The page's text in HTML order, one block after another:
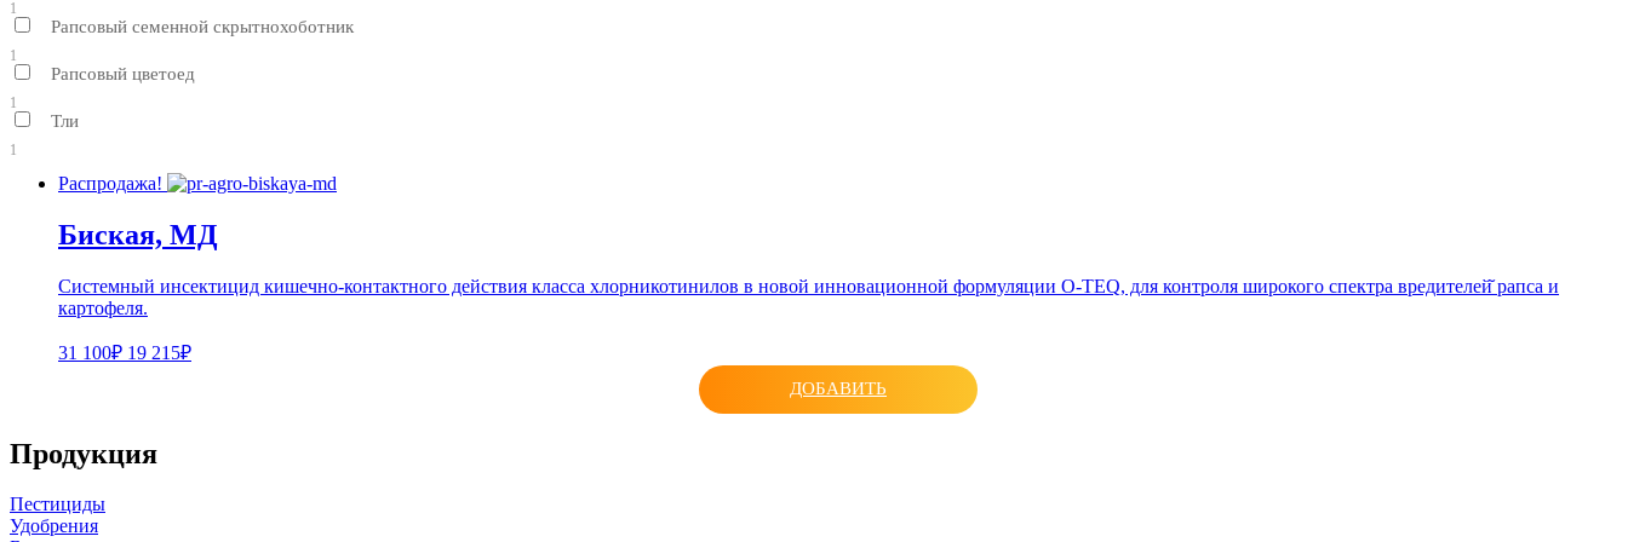
1
Рапсовый семенной скрытнохоботник
1
Рапсовый цветоед
1
Тли
1
Распродажа!
Биская, МД
Системный инсектицид кишечно-контактного действия класса хлорникотинилов в новой инновационной формуляции O-TEQ, для контроля широкого спектра вредителей̆ рапса и
картофеля.
31 100₽ 19 215₽
ДОБАВИТЬ
Продукция
Пестициды
Удобрения